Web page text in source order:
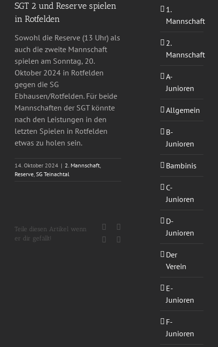
SGT 2 und Reserve spielen
in Rotfelden
Sowohl die Reserve (13 Uhr) als
auch die zweite Mannschaft
spielen am Sonntag, 20.
Oktober 2024 in Rotfelden
gegen die SG
Ebhausen/Rotfelden. Für beide
Mannschaften der SGT könnte
nach den Leistungen in den
letzten Spielen in Rotfelden
etwas zu holen sein.
14. Oktober 2024 | 2. Mannschaft,
Reserve, SG Teinachtal
Teile diesen Artikel wenn
er dir gefällt!
Facebook
WhatsApp
1.
Mannschaft
2.
Mannschaft
A-
Junioren
Allgemein
B-
Junioren
Bambinis
C-
Junioren
D-
Junioren
Der
Verein
E-
Junioren
F-
Junioren